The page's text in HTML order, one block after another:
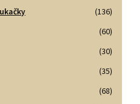
(136)
(60)
(30)
(35)
(68)